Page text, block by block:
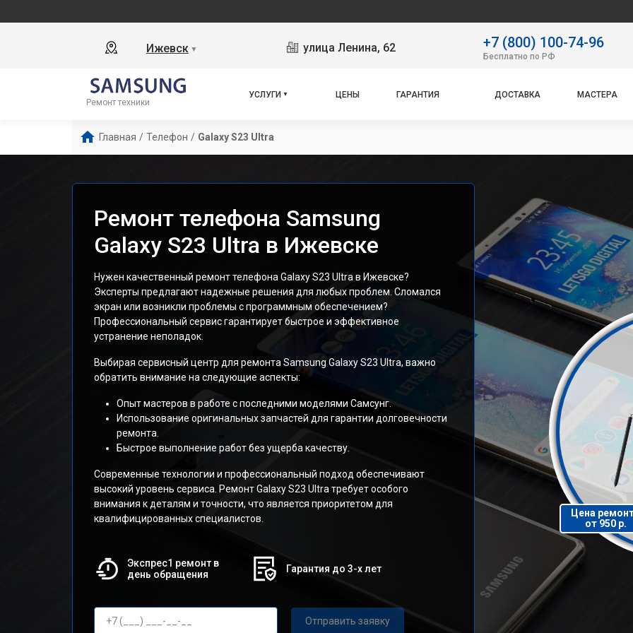
Ижевск ▼ улица Ленина, 62 +7 (800) 100-74-96
Бесплатно по РФ
Ремонт техники
УСЛУГИ ЦЕНЫ ГАРАНТИЯ ДОСТАВКА МАСТЕРА
Главная / Телефон / Galaxy S23 Ultra
Ремонт телефона Samsung
Galaxy S23 Ultra в Ижевске
Нужен качественный ремонт телефона Galaxy S23 Ultra в Ижевске?
Эксперты предлагают надежные решения для любых проблем. Сломался
экран или возникли проблемы с программным обеспечением?
Профессиональный сервис гарантирует быстрое и эффективное
устранение неполадок.
Выбирая сервисный центр для ремонта Samsung Galaxy S23 Ultra, важно
обратить внимание на следующие аспекты:
Опыт мастеров в работе с последними моделями Самсунг.
Использование оригинальных запчастей для гарантии долговечности
ремонта.
Быстрое выполнение работ без ущерба качеству.
Современные технологии и профессиональный подход обеспечивают
высокий уровень сервиса. Ремонт Galaxy S23 Ultra требует особого
внимания к деталям и точности, что является приоритетом для
квалифицированных специалистов.
Экспрес1 ремонт в
день обращения
Гарантия до 3-х лет
Отправить заявку
Цена
от 950 р.